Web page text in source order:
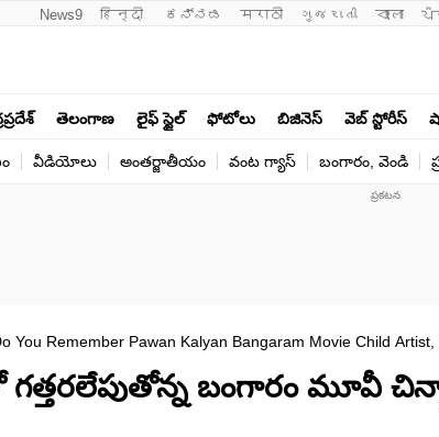
News9 हिन्दी ಕನ್ನಡ मराठी ગુજરાતી বাংলা
తెలంగాణ లైఫ్ స్టైల్ ఫోటోలు బిజినెస్ వెబ్ స్టోరీస్
వీడియోలు అంతర్జాతీయం వంట గ్యాస్ బంగారం, వెండి
You Remember Pawan Kalyan Bangaram Movie Child
బంగారం మూవీ